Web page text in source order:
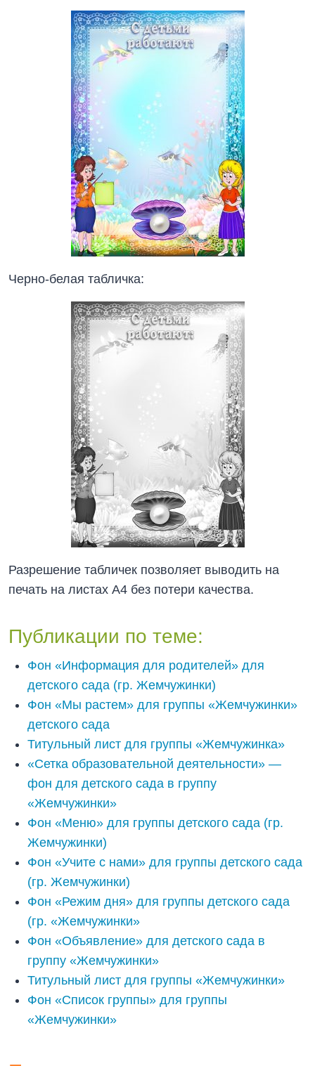
Черно-белая табличка:
Разрешение табличек позволяет выводить на
печать на листах А4 без потери качества.
Публикации по теме:
Фон «Информация для родителей» для
детского сада (гр. Жемчужинки)
Фон «Мы растем» для группы «Жемчужинки»
детского сада
Титульный лист для группы «Жемчужинка»
«Сетка образовательной деятельности» —
фон для детского сада в группу
«Жемчужинки»
Фон «Меню» для группы детского сада (гр.
Жемчужинки)
Фон «Учите с нами» для группы детского сада
(гр. Жемчужинки)
Фон «Режим дня» для группы детского сада
(гр. «Жемчужинки»
Фон «Объявление» для детского сада в
группу «Жемчужинки»
Титульный лист для группы «Жемчужинки»
Фон «Список группы» для группы
«Жемчужинки»